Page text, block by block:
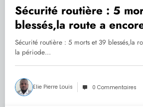
Sécurité routière : 5
blessés,la route a
période allant du 25 au
2021
Sécurité routière : 5 morts et 39 blessés,la
la période…
Elie Pierre Louis 0 Commentaires